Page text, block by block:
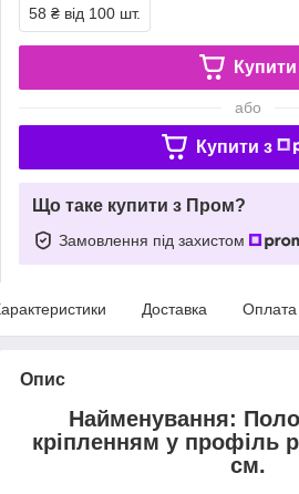
58 ₴ від 100 шт.
Купити
або
Купити з
Що таке купити з Пром?
Замовлення під захистом
Доставка Оплата
Опис
Найменування:
кріпленням у профіль
см.